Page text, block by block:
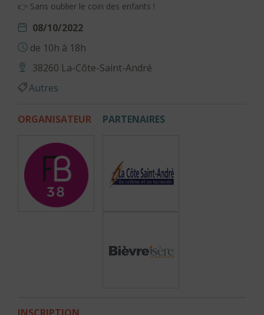
👉 Sans oublier le coin des enfants !
08/10/2022
de 10h à 18h
38260 La-Côte-Saint-André
Autres
ORGANISATEUR PARTENAIRES